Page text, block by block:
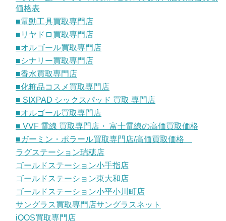
価格表
■電動工具買取専門店
■リヤドロ買取専門店
■オルゴール買取専門店
■シナリー買取専門店
■香水買取専門店
■化粧品コスメ買取専門店
■ SIXPAD シックスパッド 買取 専門店
■オルゴール買取専門店
■ VVF 電線 買取専門店・ 富士電線の高価買取価格
■ガーミン・ポラール買取専門店/高価買取価格
ラグステーション瑞穂店
ゴールドステーション小手指店
ゴールドステーション東大和店
ゴールドステーション小平小川町店
サングラス買取専門店サングラスネット
iQOS買取専門店